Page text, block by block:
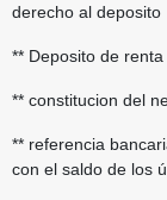
derecho al deposito
** Deposito de
** constitucion del
** referencia
con el saldo de los